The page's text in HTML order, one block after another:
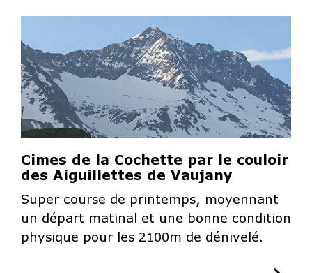
Cimes de la Cochette par le couloir
des Aiguillettes de Vaujany
Super course de printemps, moyennant
un départ matinal et une bonne condition
physique pour les 2100m de dénivelé.